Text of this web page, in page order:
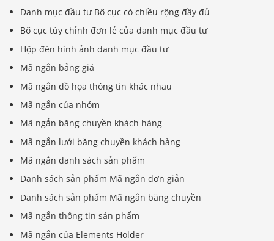
Danh mục đầu tư Bố cục có chiều rộng đầy đủ
Bố cục tùy chỉnh đơn lẻ của danh mục đầu tư
Hộp đèn hình ảnh danh mục đầu tư
Mã ngắn bảng giá
Mã ngắn đồ họa thông tin khác nhau
Mã ngắn của nhóm
Mã ngắn băng chuyền khách hàng
Mã ngắn lưới băng chuyền khách hàng
Mã ngắn danh sách sản phẩm
Danh sách sản phẩm Mã ngắn đơn giản
Danh sách sản phẩm Mã ngắn băng chuyền
Mã ngắn thông tin sản phẩm
Mã ngắn của Elements Holder